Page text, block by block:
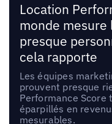
Location
monde
presque
cela rapporte
Les équipes
prouvent presque
Performance
éparpillés en
mesurables.